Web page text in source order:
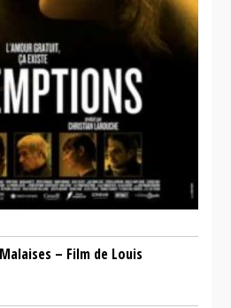
– Film de Louis